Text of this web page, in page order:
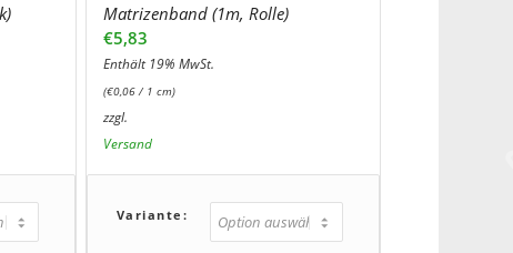
Matrizenband (1m, Rolle)
€5,83
Enthält 19% MwSt.
(€0,06 / 1 cm)
zzgl.
Versand
Variante: